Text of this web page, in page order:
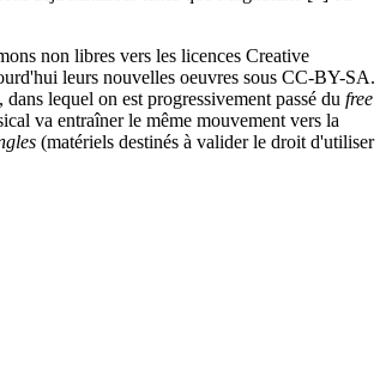
non libres vers les licences Creative
leurs nouvelles oeuvres sous CC-BY-SA.
lequel on est progressivement passé du free
va entraîner le même mouvement vers la
(matériels destinés à valider le droit d'utiliser